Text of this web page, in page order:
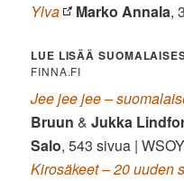
Ylva
Marko Annala,
LUE LISÄÄ
FINNA.FI
Jee jee jee –
Bruun &Jukka
Salo, 543 sivua |
Kirosäkeet – 20 uuden